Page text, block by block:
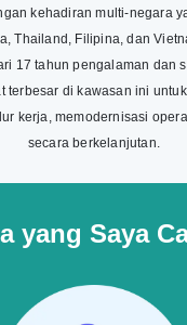
kehadiran multi-negara
Thailand, Filipina, dan
17 tahun pengalaman dan
terbesar di kawasan ini
kerja, memodernisasi
secara berkelanjutan.
yang Saya